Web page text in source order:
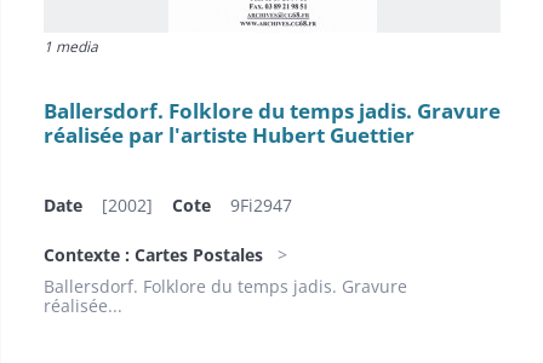
1 media
Ballersdorf. Folklore du temps jadis. Gravure
réalisée par l'artiste Hubert Guettier
Date [2002] Cote 9Fi2947
Contexte : Cartes Postales
Ballersdorf. Folklore du temps jadis. Gravure
réalisée...